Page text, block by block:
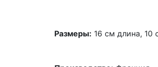
Размеры: 16 см длина, 10